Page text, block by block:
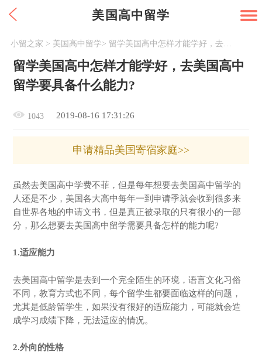
美国高中留学
小留之家 > 美国高中留学> 留学美国高中怎样才能学好，去美国高中留学要具备什么能力?
留学美国高中怎样才能学好，去美国高中
留学要具备什么能力?
1043 2019-08-16 17:31:26
申请精品美国寄宿家庭>>
虽然去美国高中学费不菲，但是每年想要去美国高中留学的
人还是不少，美国各大高中每年一到申请季就会收到很多来
自世界各地的申请文书，但是真正被录取的只有很小的一部
分，那么想要去美国高中留学需要具备怎样的能力呢?
1.适应能力
去美国高中留学是去到一个完全陌生的环境，语言文化习俗
不同，教育方式也不同，每个留学生都要面临这样的问题，
尤其是低龄留学生，如果没有很好的适应能力，可能就会造
成学习成绩下降，无法适应的情况。
2.外向的性格